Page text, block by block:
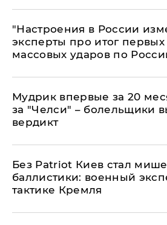
"Настроения в России
эксперты про итог
массовых ударов по
Мудрик впервые за 20
за "Челси" – болельщики
вердикт
​Без Patriot Киев стал
баллистики: военный
тактике Кремля